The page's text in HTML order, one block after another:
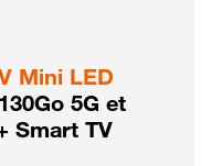
Mini LED
5G et
Smart TV